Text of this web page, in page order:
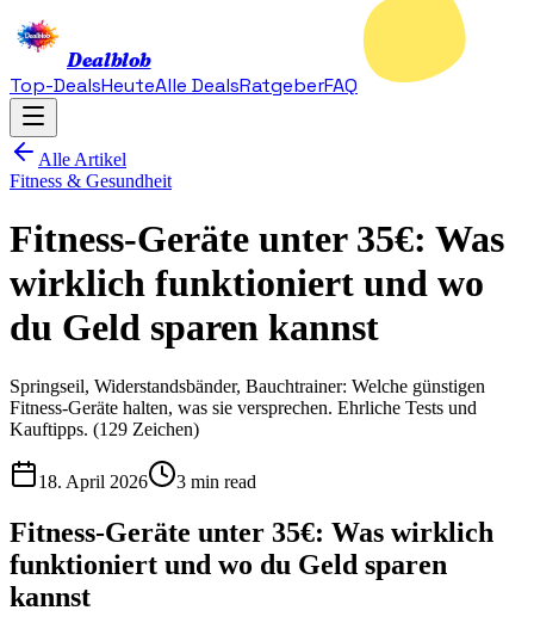
Dealblob
Top-DealsHeuteAlle DealsRatgeberFAQ
Alle Artikel
Fitness & Gesundheit
Fitness-Geräte unter 35€: Was
wirklich funktioniert und wo
du Geld sparen kannst
Springseil, Widerstandsbänder, Bauchtrainer: Welche günstigen
Fitness-Geräte halten, was sie versprechen. Ehrliche Tests und
Kauftipps. (129 Zeichen)
18. April 2026 3 min read
Fitness-Geräte unter 35€: Was wirklich
funktioniert und wo du Geld sparen
kannst